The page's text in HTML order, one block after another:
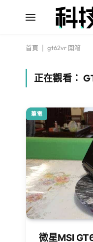
首頁 gt62vr 開箱
正在觀看：
筆電
微星MSI